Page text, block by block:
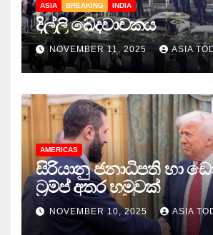
ASIA BREAKING INDIA
දිල්ලි ඛේදවාචකය
NOVEMBER 11, 2025 ASIA
AMERICAS
සිරියානු ජනාධිපති හා
ට්‍රම්ප් අතර හමුවක්
NOVEMBER 10, 2025 ASIA